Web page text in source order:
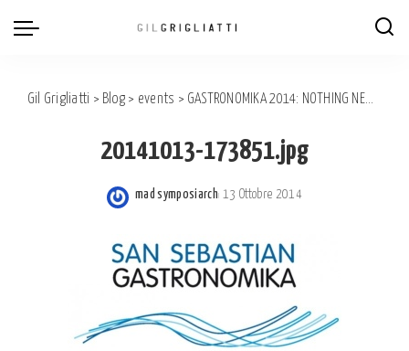
Gil Grigliatti > Blog > events > GASTRONOMIKA 2014: NOTHING NEW IN ITALY IN OVER 10 YEARS…
20141013-173851.jpg
Posted
mad symposiarch 13 Ottobre 2014